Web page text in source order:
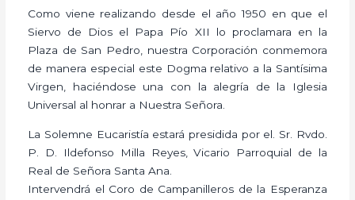
Como viene realizando desde el año 1950 en que el
Siervo de Dios el Papa Pío XII lo proclamara en la
Plaza de San Pedro, nuestra Corporación conmemora
de manera especial este Dogma relativo a la Santísima
Virgen, haciéndose una con la alegría de la Iglesia
Universal al honrar a Nuestra Señora.
La Solemne Eucaristía estará presidida por el. Sr. Rvdo.
P. D. Ildefonso Milla Reyes, Vicario Parroquial de la
Real de Señora Santa Ana.
Intervendrá el Coro de Campanilleros de la Esperanza